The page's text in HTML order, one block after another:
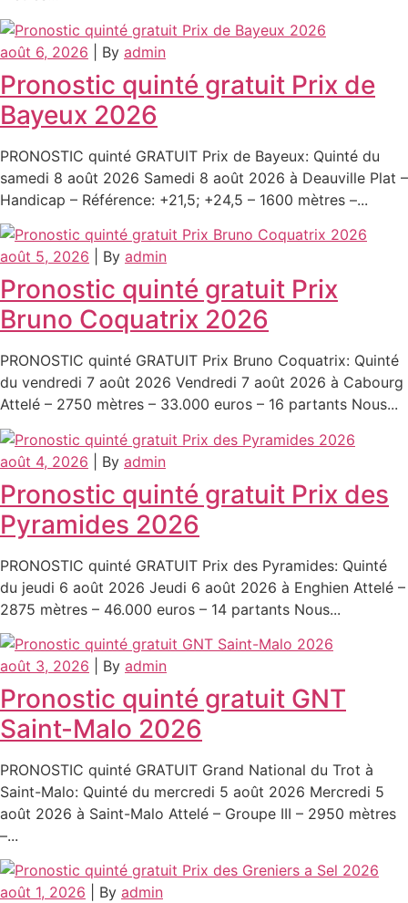
août 6, 2026 By admin
Pronostic quinté gratuit Prix de
Bayeux 2026
PRONOSTIC quinté GRATUIT Prix de Bayeux: Quinté du
samedi 8 août 2026 Samedi 8 août 2026 à Deauville Plat –
Handicap – Référence: +21,5; +24,5 – 1600 mètres –...
août 5, 2026 By admin
Pronostic quinté gratuit Prix
Bruno Coquatrix 2026
PRONOSTIC quinté GRATUIT Prix Bruno Coquatrix: Quinté
du vendredi 7 août 2026 Vendredi 7 août 2026 à Cabourg
Attelé – 2750 mètres – 33.000 euros – 16 partants Nous...
août 4, 2026 By admin
Pronostic quinté gratuit Prix des
Pyramides 2026
PRONOSTIC quinté GRATUIT Prix des Pyramides: Quinté
du jeudi 6 août 2026 Jeudi 6 août 2026 à Enghien Attelé –
2875 mètres – 46.000 euros – 14 partants Nous...
août 3, 2026 By admin
Pronostic quinté gratuit GNT
Saint-Malo 2026
PRONOSTIC quinté GRATUIT Grand National du Trot à
Saint-Malo: Quinté du mercredi 5 août 2026 Mercredi 5
août 2026 à Saint-Malo Attelé – Groupe III – 2950 mètres
–...
août 1, 2026 By admin